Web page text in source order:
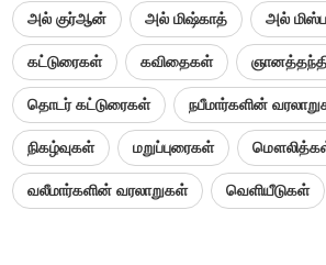
அல் குர்ஆன் அல் மிஷ்காத் அல்
கட்டுரைகள் கவிதைகள்
தொடர் கட்டுரைகள் நபீமார்களின்
நிகழ்வுகள் மறுப்புரைகள்
வலீமார்களின் வரலாறுகள் வெளியீடுகள்